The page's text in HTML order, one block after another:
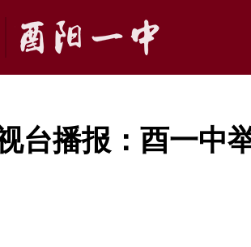
台播报：酉一中